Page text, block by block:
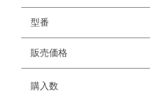
型番
販売価格
購入数